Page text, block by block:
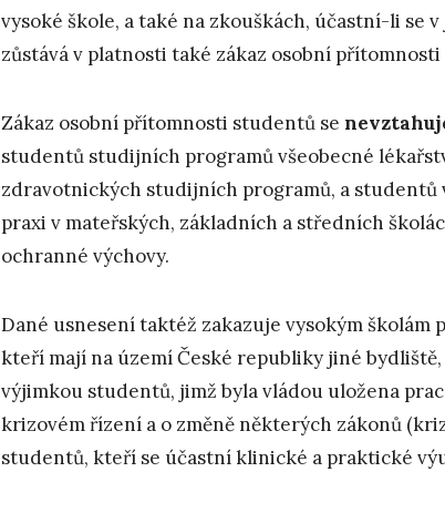
vysoké škole, a také na zkouškách, účastní-li se
zůstává v platnosti také zákaz osobní
Zákaz osobní přítomnosti studentů se
studentů studijních programů všeobecné
zdravotnických studijních programů, a
praxi v mateřských, základních a středních
ochranné výchovy.
Dané usnesení taktéž zakazuje vysokým
kteří mají na území České republiky jiné
výjimkou studentů, jimž byla vládou uložena
krizovém řízení a o změně některých zákonů
studentů, kteří se účastní klinické a praktické